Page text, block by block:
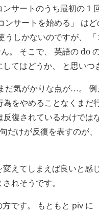
ンサートのうち最初の 1
ンサートを始める」 は
うしかないのですが、
。 そこで、 英語の do
してはどうか、 と思いつ
だ気がかりな点が…。
をやめることなくまだ
反復されているわけでは
句だけが反復を表すのが
えてしまえば良いと感
れそうです。
方です。 もともと piv に